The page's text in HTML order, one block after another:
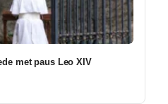
met paus Leo XIV